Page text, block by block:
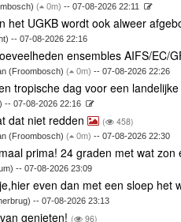
( 0m) -- 07-08-2026 22:11
het UGKB wordt ook alweer
-- 07-08-2026 22:16
ensembles AIFS/EC/
(Froombosch)( 0m) -- 07-08-2026 22:26
tropische dag voor een
-- 07-08-2026 22:16
dat niet redden ( 458)
(Froombosch)( 0m) -- 07-08-2026 22:30
prima! 24 graden met wat zon
-- 07-08-2026 23:09
even dan met een sloep het
-- 07-08-2026 23:13
genieten! ( 96)